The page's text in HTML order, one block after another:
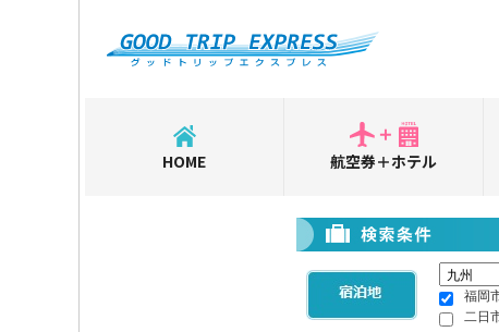
HOME 航空券＋ホテル
福岡
二日